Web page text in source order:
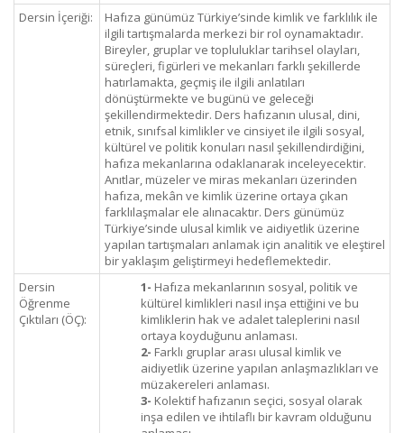
Dersin İçeriği:
Hafıza günümüz Türkiye’sinde kimlik ve farklılık ile
ilgili tartışmalarda merkezi bir rol oynamaktadır.
Bireyler, gruplar ve topluluklar tarihsel olayları,
süreçleri, figürleri ve mekanları farklı şekillerde
hatırlamakta, geçmiş ile ilgili anlatıları
dönüştürmekte ve bugünü ve geleceği
şekillendirmektedir. Ders hafızanın ulusal, dini,
etnik, sınıfsal kimlikler ve cinsiyet ile ilgili sosyal,
kültürel ve politik konuları nasıl şekillendirdiğini,
hafıza mekanlarına odaklanarak inceleyecektir.
Anıtlar, müzeler ve miras mekanları üzerinden
hafıza, mekân ve kimlik üzerine ortaya çıkan
farklılaşmalar ele alınacaktır. Ders günümüz
Türkiye’sinde ulusal kimlik ve aidiyetlik üzerine
yapılan tartışmaları anlamak için analitik ve eleştirel
bir yaklaşım geliştirmeyi hedeflemektedir.
Dersin
Öğrenme
Çıktıları (ÖÇ):
1- Hafıza mekanlarının sosyal, politik ve
kültürel kimlikleri nasıl inşa ettiğini ve bu
kimliklerin hak ve adalet taleplerini nasıl
ortaya koyduğunu anlaması.
2- Farklı gruplar arası ulusal kimlik ve
aidiyetlik üzerine yapılan anlaşmazlıkları ve
müzakereleri anlaması.
3- Kolektif hafızanın seçici, sosyal olarak
inşa edilen ve ihtilaflı bir kavram olduğunu